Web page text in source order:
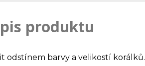
produktu
odstínem barvy a velikostí korálků.